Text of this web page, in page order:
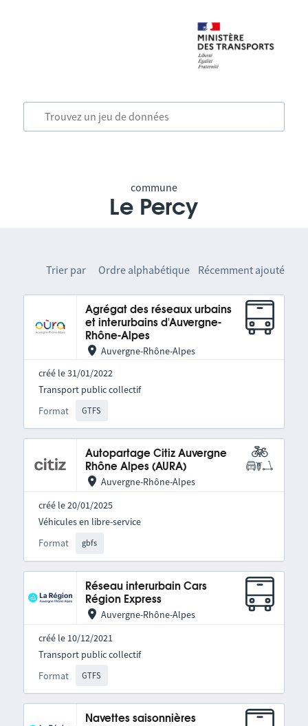
commune
Le Percy
Trier par Ordre alphabétique Récemment ajouté
Agrégat des réseaux urbains
et interurbains d'Auvergne-
Rhône-Alpes
Auvergne-Rhône-Alpes
créé le 31/01/2022
Format GTFS
Transport public collectif
Autopartage Citiz Auvergne
Rhône Alpes (AURA)
Auvergne-Rhône-Alpes
créé le 20/01/2025
Format gbfs
Véhicules en libre-service
Réseau interurbain Cars
Région Express
Auvergne-Rhône-Alpes
créé le 10/12/2021
Format GTFS
Transport public collectif
Navettes saisonnières